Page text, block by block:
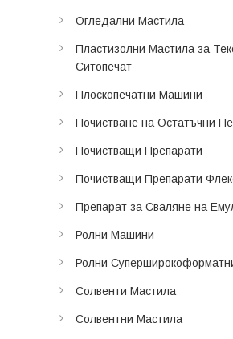
Огледални Мастила
Пластизолни Мастила за
Ситопечат
Плоскопечатни Машини
Почистване на Остатъчни
Почистващи Препарати
Почистващи Препарати
Препарат за Сваляне на
Ролни Машини
Ролни
Солвенти Мастила
Солвентни Мастила